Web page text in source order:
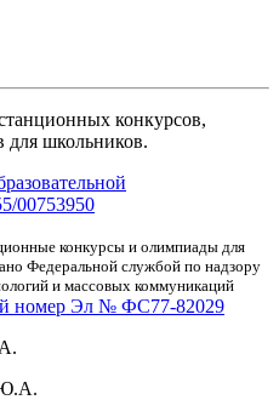
конкурсов,
для школьников.
00753950
конкурсы и олимпиады для
Федеральной службой по надзору
и массовых коммуникаций
номер Эл № ФС77-82029
Ю.А.